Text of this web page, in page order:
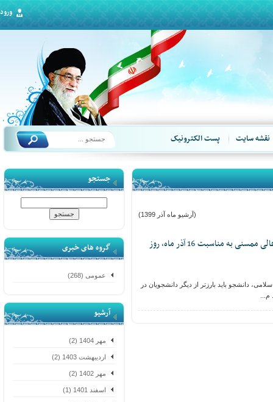
ورود
سایت پست الکترونیک
جستجو
گروه های خبری
عمومی (268)
آرشیو
مهر 1404 (2)
اردیبهشت 1403 (2)
مهر 1402 (2)
اسفند 1401 (1)
(آرشیو ماه آذر 1399)
پیام تبریک رئیس مرکز آموزش عالی ممسنی به مناسبت 16 آذر ماه، روز
دانشجو باید بارزتر از دیگر دانشجویان در